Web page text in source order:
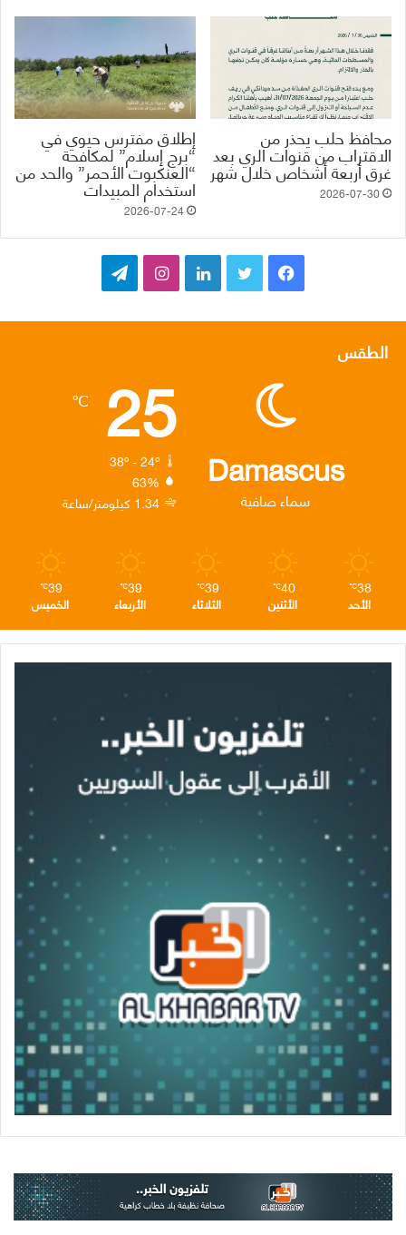
محافظ حلب يحذر من
الاقتراب من قنوات الري بعد
غرق أربعة أشخاص خلال شهر
2026-07-30
إطلاق مفترس حيوي في
“برج إسلام” لمكافحة
“العنكبوت الأحمر” والحد من
استخدام المبيدات
2026-07-24
ب
و
ت
ق
ر
ا
ر
ا
الطقس
Damascus
سماء صافية
25
℃
38º - 24º
63%
1.34 كيلومتر/ساعة
38
℃
الأحد
40
℃
الأثنين
39
℃
الثلاثاء
39
℃
الأربعاء
39
℃
الخميس